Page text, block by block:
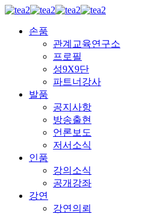
손품
관계교육연구소
프로필
성9X9단
파트너강사
발품
공지사항
방송출현
언론보도
저서소식
인품
강의소식
공개강좌
강연
강연의뢰